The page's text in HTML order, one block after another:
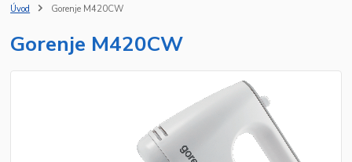
Úvod Gorenje M420CW
Gorenje M420CW